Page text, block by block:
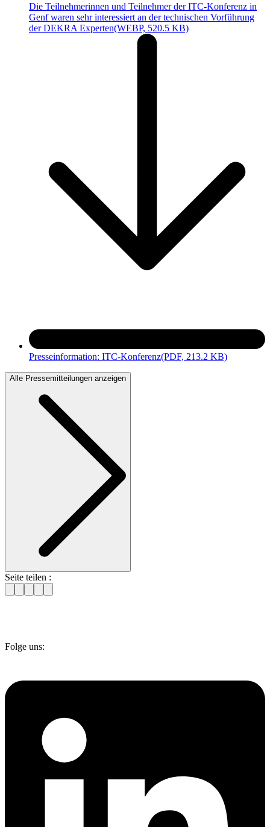
Die Teilnehmerinnen und Teilnehmer der ITC-Konferenz in
Genf waren sehr interessiert an der technischen Vorführung
der DEKRA Experten(WEBP, 520.5 KB)
Presseinformation: ITC-Konferenz(PDF, 213.2 KB)
Alle Pressemitteilungen anzeigen
Seite teilen :
Folge uns: